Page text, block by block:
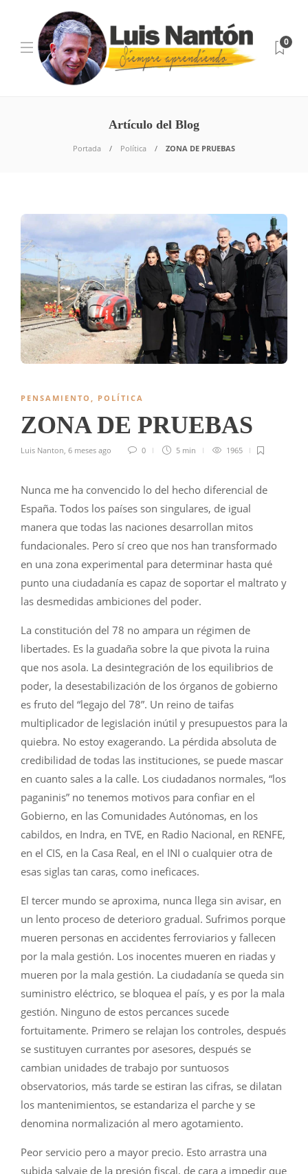
0
Artículo del Blog
Portada Política ZONA DE PRUEBAS
PENSAMIENTO , POLÍTICA
ZONA DE PRUEBAS
Luis Nanton, 6 meses ago 0 5 min 1965
Nunca me ha convencido lo del hecho diferencial de
España. Todos los países son singulares, de igual
manera que todas las naciones desarrollan mitos
fundacionales. Pero sí creo que nos han transformado
en una zona experimental para determinar hasta qué
punto una ciudadanía es capaz de soportar el maltrato y
las desmedidas ambiciones del poder.
La constitución del 78 no ampara un régimen de
libertades. Es la guadaña sobre la que pivota la ruina
que nos asola. La desintegración de los equilibrios de
poder, la desestabilización de los órganos de gobierno
es fruto del “legajo del 78”. Un reino de taifas
multiplicador de legislación inútil y presupuestos para la
quiebra. No estoy exagerando. La pérdida absoluta de
credibilidad de todas las instituciones, se puede mascar
en cuanto sales a la calle. Los ciudadanos normales, “los
paganinis” no tenemos motivos para confiar en el
Gobierno, en las Comunidades Autónomas, en los
cabildos, en Indra, en TVE, en Radio Nacional, en RENFE,
en el CIS, en la Casa Real, en el INI o cualquier otra de
esas siglas tan caras, como ineficaces.
El tercer mundo se aproxima, nunca llega sin avisar, en
un lento proceso de deterioro gradual. Sufrimos porque
mueren personas en accidentes ferroviarios y fallecen
por la mala gestión. Los inocentes mueren en riadas y
mueren por la mala gestión. La ciudadanía se queda sin
suministro eléctrico, se bloquea el país, y es por la mala
gestión. Ninguno de estos percances sucede
fortuitamente. Primero se relajan los controles, después
se sustituyen currantes por asesores, después se
cambian unidades de trabajo por suntuosos
observatorios, más tarde se estiran las cifras, se dilatan
los mantenimientos, se estandariza el parche y se
denomina normalización al mero agotamiento.
Peor servicio pero a mayor precio. Esto arrastra una
subida salvaje de la presión fiscal, de cara a impedir que